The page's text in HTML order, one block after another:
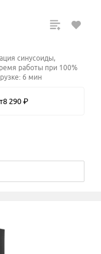
синусоиды,
работы при 100%
6 мин
8 290 ₽